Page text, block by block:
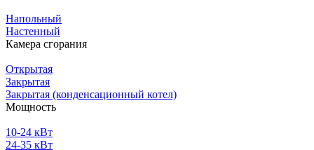
Напольный
Настенный
Камера сгорания
Открытая
Закрытая
Закрытая (конденсационный котел)
Мощность
10-24 кВт
24-35 кВт